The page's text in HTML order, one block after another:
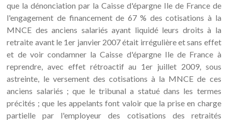
que la dénonciation par la Caisse d'épargne Ile de France de
l'engagement de financement de 67 % des cotisations à la
MNCE des anciens salariés ayant liquidé leurs droits à la
retraite avant le 1er janvier 2007 était irrégulière et sans effet
et de voir condamner la Caisse d'épargne Ile de France à
reprendre, avec effet rétroactif au 1er juillet 2009, sous
astreinte, le versement des cotisations à la MNCE de ces
anciens salariés ; que le tribunal a statué dans les termes
précités ; que les appelants font valoir que la prise en charge
partielle par l'employeur des cotisations des retraités